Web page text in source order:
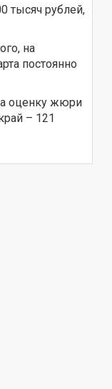
тысяч рублей,
на
постоянно
оценку жюри
– 121